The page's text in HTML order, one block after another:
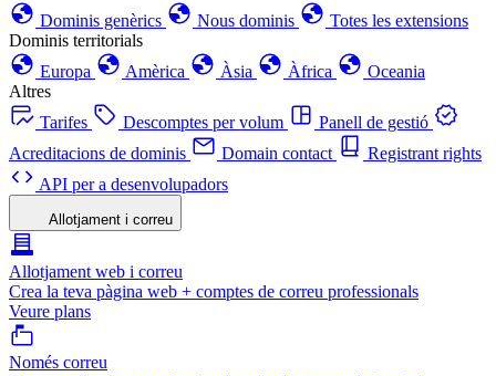
Dominis genèrics
Nous dominis
Totes les extensions
Dominis territorials
Europa
Amèrica Àsia Àfrica
Oceania
Altres
Tarifes
Descomptes per volum
Panell de gestió
Acreditacions de dominis
Domain contact
Registrant rights
API per a desenvolupadors
Allotjament i correu
Allotjament web i correu
Crea la teva pàgina web + comptes de correu professionals
Veure plans
Només correu